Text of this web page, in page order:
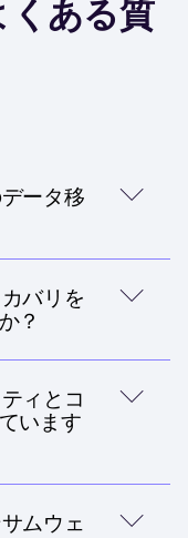
くある質
ータ移
バリを
？
ィとコ
います
ムウェ